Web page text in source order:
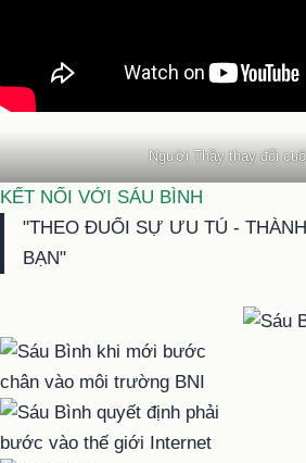
Người Thầy thay đổi
KẾT NỐI VỚI SÁU BÌNH
"THEO ĐUỔI SỰ ƯU TÚ -
BẠN"